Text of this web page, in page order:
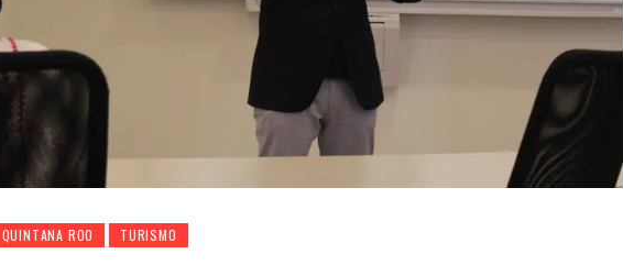
QUINTANA ROO TURISMO